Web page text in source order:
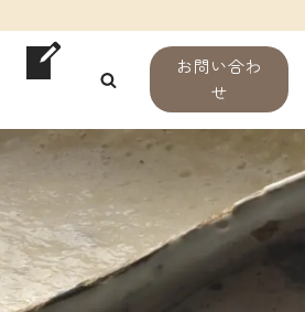
お問い合わ
せ